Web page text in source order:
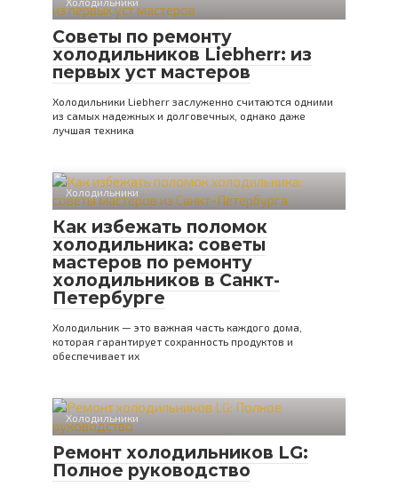
Советы по ремонту
холодильников Liebherr: из
первых уст мастеров
Холодильники Liebherr заслуженно считаются одними
из самых надежных и долговечных, однако даже
лучшая техника
Холодильники
Как избежать поломок
холодильника: советы
мастеров по ремонту
холодильников в Санкт-
Петербурге
Холодильник — это важная часть каждого дома,
которая гарантирует сохранность продуктов и
обеспечивает их
Холодильники
Ремонт холодильников LG:
Полное руководство